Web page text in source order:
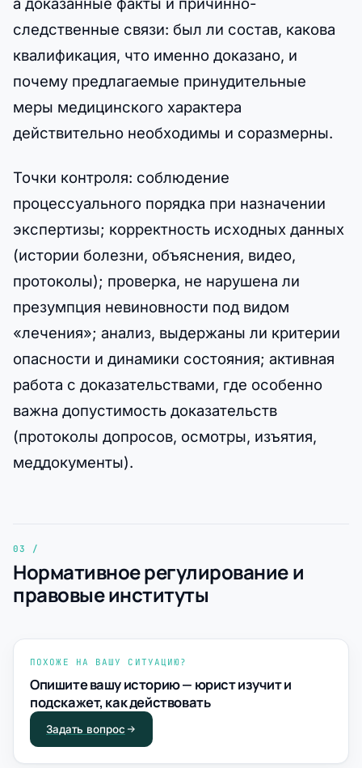
следственные связи: был ли состав, какова
квалификация, что именно доказано, и
почему предлагаемые принудительные
меры медицинского характера
действительно необходимы и соразмерны.
Точки контроля: соблюдение
процессуального порядка при назначении
экспертизы; корректность исходных данных
(истории болезни, объяснения, видео,
протоколы); проверка, не нарушена ли
презумпция невиновности под видом
«лечения»; анализ, выдержаны ли критерии
опасности и динамики состояния; активная
работа с доказательствами, где особенно
важна допустимость доказательств
(протоколы допросов, осмотры, изъятия,
меддокументы).
Нормативное регулирование и
правовые институты
ПОХОЖЕ НА ВАШУ СИТУАЦИЮ?
Опишите вашу историю — юрист изучит и
подскажет, как действовать
Задать вопрос